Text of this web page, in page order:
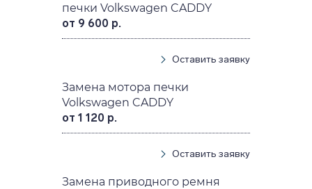
печки Volkswagen CADDY
от 9 600 р.
Оставить заявку
Замена мотора печки
Volkswagen CADDY
от 1 120 р.
Оставить заявку
Замена приводного ремня